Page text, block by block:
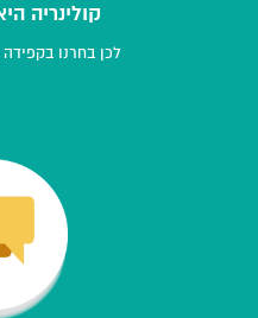
קולינריה
לכן בחרנו